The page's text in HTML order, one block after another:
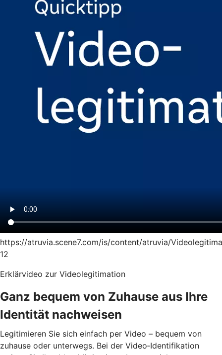
https://atruvia.scene7.com/is/content/atruvia/
12
Erklärvideo zur Videolegitimation
Ganz bequem von Zuhause aus Ihre
Identität nachweisen
Legitimieren Sie sich einfach per Video – bequem von
zuhause oder unterwegs. Bei der Video‑Identifikation